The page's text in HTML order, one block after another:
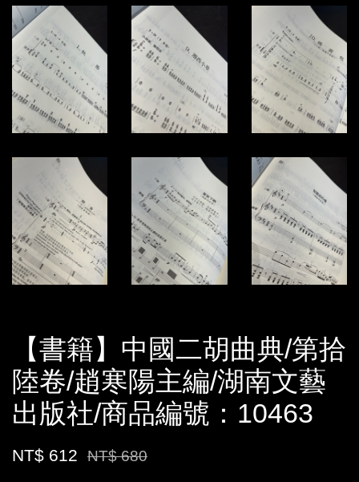
【書籍】中國二胡曲典/第拾
陸卷/趙寒陽主編/湖南文藝
出版社/商品編號：10463
NT$ 612 NT$ 680